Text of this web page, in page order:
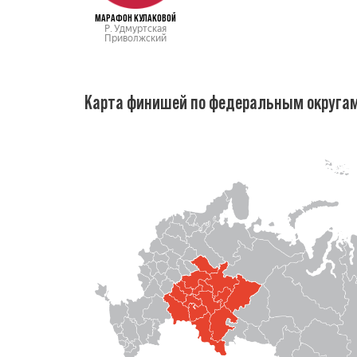
МАРАФОН КУЛАКОВОЙ
Р. Удмуртская
Приволжский
Карта финишей по федеральным